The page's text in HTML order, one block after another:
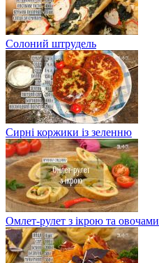
Солоний штрудель
Сирні коржики із зеленню
Омлет-рулет з ікрою та овочами